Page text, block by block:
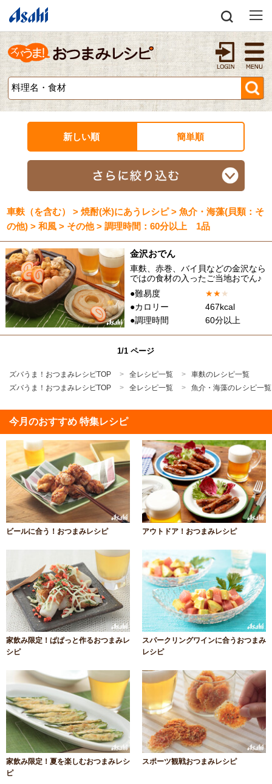
新しい順 簡単順
車麩（を含む） > 焼酎(米)にあうレシピ > 魚介・海藻(貝類：そ
の他) > 和風 > その他 > 調理時間：60分以上 1品
金沢おでん
車麩、赤巻、バイ貝などの金沢なら
ではの食材の入ったご当地おでん♪
●難易度
★★★
●カロリー
467kcal
●調理時間
60分以上
1/1 ページ
ズバうま！おつまみレシピTOP 全レシピ一覧
車麩のレシピ一覧
ズバうま！おつまみレシピTOP
全レシピ一覧 魚介・海藻のレシピ一覧
今月のおすすめ 特集レシピ
ビールに合う！おつまみレシピ アウトドア！おつまみレシピ
家飲み限定！ぱぱっと作るおつまみレ
シピ
スパークリングワインに合うおつまみ
レシピ
家飲み限定！夏を楽しむおつまみレシ
ピ
スポーツ観戦おつまみレシピ